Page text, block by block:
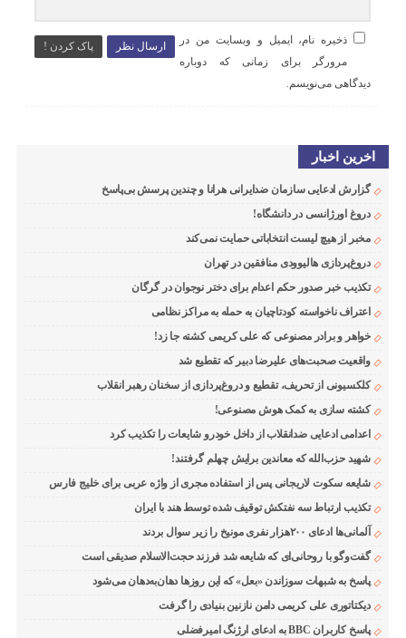
ارسال نظر پاک کردن !
ذخیره نام، ایمیل و وبسایت من در
مرورگر برای زمانی که دوباره
دیدگاهی می‌نویسم.
اخرین اخبار
گزارش ادعایی سازمان ضدایرانی هرانا و چندین پرسش بی‌پاسخ
دروغ اورژانسی در دانشگاه!
مخبر از هیچ لیست انتخاباتی حمایت نمی‌کند
دروغ‌پردازی هالیوودی منافقین در تهران
تکذیب خبر صدور حکم اعدام برای دختر نوجوان در گرگان
اعتراف ناخواسته کودتاچیان به حمله به مراکز نظامی
خواهر و برادر مصنوعی که علی کریمی کشته جا زد!
واقعیت صحبت‌های علیرضا دبیر که تقطیع شد
کلکسیونی از تحریف، تقطیع و دروغ‌پردازی از سخنان رهبر انقلاب
کشته سازی به کمک هوش مصنوعی!
اعدامی ادعایی ضدانقلاب از داخل خودرو شایعات را تکذیب کرد
شهید حزب‌الله که معاندین برایش چهلم گرفتند!
شایعه سکوت لاریجانی پس از استفاده مجری از واژه عربی برای خلیج فارس
تکذیب ارتباط سه نفتکش توقیف شده توسط هند با ایران
آلمانی‌ها ادعای ۲۰۰هزار نفری مونیخ را زیر سوال بردند
گفت‌وگو با روحانی‌ای که شایعه شد فرزند حجت‌الاسلام صدیقی است
پاسخ به شبهات سوزاندن «بعل» که این روزها دهان‌به‌دهان می‌شود
دیکتاتوری علی کریمی دامن نازنین بنیادی را گرفت
پاسخ کاربران BBC به ادعای ارژنگ امیرفضلی